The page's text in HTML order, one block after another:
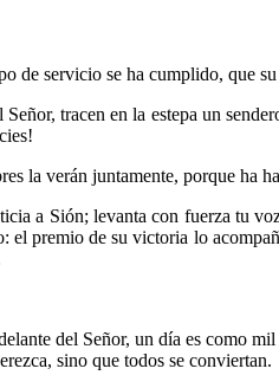
de servicio se ha cumplido, que
tracen en la estepa un
la verán juntamente, porque ha
a Sión; levanta con fuerza tu
premio de su victoria lo
del Señor, un día es como
sino que todos se conviertan.